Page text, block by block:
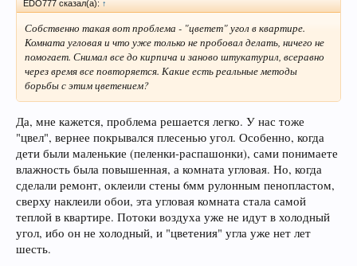
EDO777 сказал(а): ↑
Собственно такая вот проблема - "цветет" угол в квартире.
Комната угловая и что уже только не пробовал делать, ничего не
помогает. Снимал все до кирпича и заново штукатурил, всеравно
через время все повторяется. Какие есть реальные методы
борьбы с этим цветением?
Да, мне кажется, проблема решается легко. У нас тоже
"цвел", вернее покрывался плесенью угол. Особенно, когда
дети были маленькие (пеленки-распашонки), сами понимаете
влажность была повышенная, а комната угловая. Но, когда
сделали ремонт, оклеили стены 6мм рулонным пенопластом,
сверху наклеили обои, эта угловая комната стала самой
теплой в квартире. Потоки воздуха уже не идут в холодный
угол, ибо он не холодный, и "цветения" угла уже нет лет
шесть.